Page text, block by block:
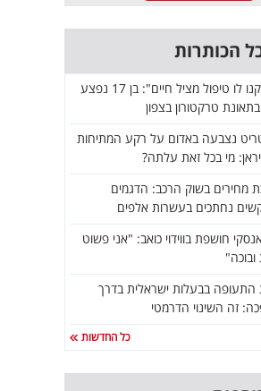
"הענקנו לו טיפול מציל חיים": בן 17 נפצע
טרקטורון בצפון
נצבעה באדום על רקע המתיחות
מי בכל זאת עלתה?
מחירים בשוק הרכב: הדגמים
נחתכים בעשרות אלפים
חושפת בווידוי כואב: "אני פשוט
ובוכה"
התעופה בבעלות ישראלית בדרך
זה השינוי הדרמטי
כל החדשות